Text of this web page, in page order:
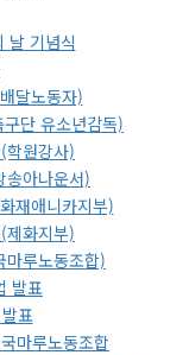
날 기념식
달노동자)
단 유소년감독)
원강사)
아나운서)
재애니카지부)
화지부)
루노동조합)
발표
표
마루노동조합